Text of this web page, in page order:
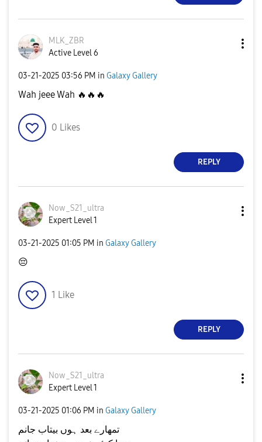
MLK_ZBR
Active Level 6
‎03-21-2025 03:56 PM in Galaxy Gallery
Wah jeee Wah 🔥 🔥 🔥
0 Likes
REPLY
Now_S21_ultra
Expert Level 1
‎03-21-2025 01:05 PM in Galaxy Gallery
😔
1 Like
REPLY
Now_S21_ultra
Expert Level 1
‎03-21-2025 01:06 PM in Galaxy Gallery
تمھارے بعد ہوں بیتاب جانم